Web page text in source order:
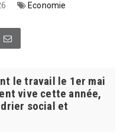
Economie
le travail le 1er mai
vive cette année,
social et